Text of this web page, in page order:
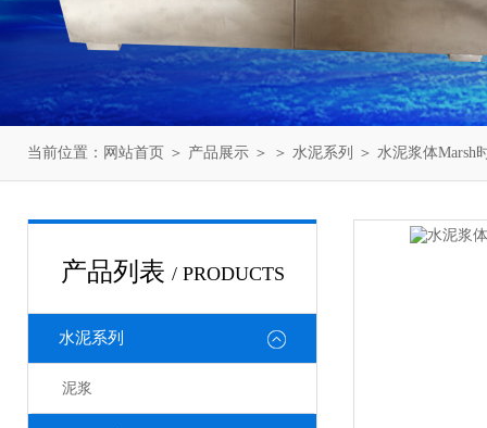
当前位置： 网站首页 ＞ 产品展示 ＞ ＞ 水泥系列 ＞ 水泥浆体Marsh
产品列表 / PRODUCTS
水泥系列
泥浆